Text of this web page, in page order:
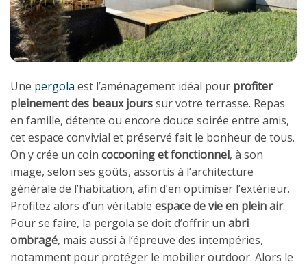
Une pergola est l’aménagement idéal pour profiter
pleinement des beaux jourssur votre terrasse. Repas
en famille, détente ou encore douce soirée entre amis,
cet espace convivial et préservé fait le bonheur de tous.
On y crée un coin cocooning et fonctionnel, à son
image, selon ses goûts, assortis à l’architecture
générale de l’habitation, afin d’en optimiser l’extérieur.
Profitez alors d’un véritable espace de vie en plein air.
Pour se faire, la pergola se doit d’offrir un abri
ombragé, mais aussi à l’épreuve des intempéries,
notamment pour protéger le mobilier outdoor. Alors le